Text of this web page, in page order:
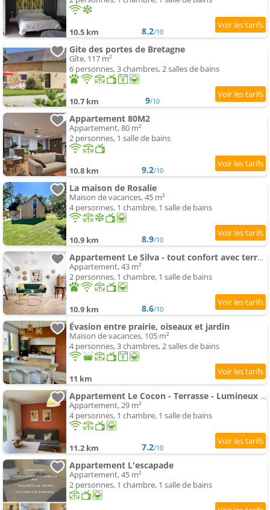
10.5 km 8.2/10
Gite des portes de Bretagne
Gîte, 117 m²
6 personnes, 3 chambres, 2 salles de bains
10.7 km 9/10
Appartement 80M2
Appartement, 80 m²
2 personnes, 1 salle de bains
10.8 km 9.2/10
La maison de Rosalie
Maison de vacances, 45 m²
4 personnes, 1 chambre, 1 salle de bains
10.9 km 8.9/10
Appartement Le Silva - tout confort avec terrasse et parking, métro Via Silva
Appartement, 43 m²
2 personnes, 1 chambre, 1 salle de bains
10.9 km 8.6/10
Évasion entre prairie, oiseaux et jardin
Maison de vacances, 105 m²
4 personnes, 3 chambres, 2 salles de bains
11 km
Appartement Le Cocon - Terrasse - Lumineux - proche Rennes
Appartement, 29 m²
4 personnes, 1 chambre, 1 salle de bains
11.2 km 7.2/10
Appartement L'escapade
Appartement, 45 m²
2 personnes, 1 chambre, 1 salle de bains